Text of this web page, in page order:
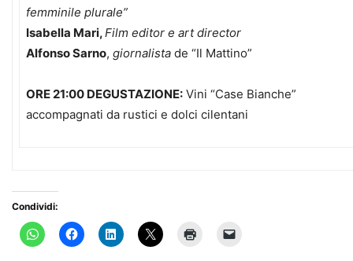
femminile plurale”
Isabella Mari,Film editor e art director
Alfonso Sarno, giornalista de “Il Mattino”
ORE 21:00 DEGUSTAZIONE: Vini “Case Bianche”
accompagnati da rustici e dolci cilentani
Condividi: